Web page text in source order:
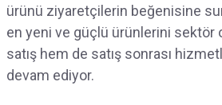
ürünü ziyaretçilerin beğenisine
en yeni ve güçlü ürünlerini sektör
satış hem de satış sonrası
devam ediyor.